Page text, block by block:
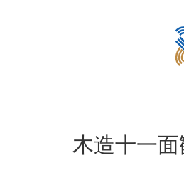
木造十一